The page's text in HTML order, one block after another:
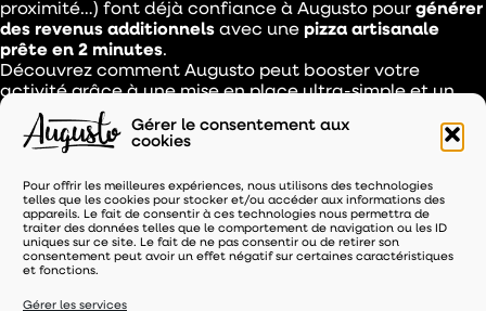
Gérer le consentement aux
cookies
Pour offrir les meilleures expériences, nous utilisons des technologies
telles que les cookies pour stocker et/ou accéder aux informations des
appareils. Le fait de consentir à ces technologies nous permettra de
traiter des données telles que le comportement de navigation ou les ID
uniques sur ce site. Le fait de ne pas consentir ou de retirer son
consentement peut avoir un effet négatif sur certaines caractéristiques
et fonctions.
Gérer les services
proximité…) font déjà confiance à Augusto pour générer
des revenus additionnels avec une pizza artisanale
prête en 2 minutes.
Découvrez comment Augusto peut booster votre
activité grâce à une mise en place ultra-simple et un
accompagnement complet.